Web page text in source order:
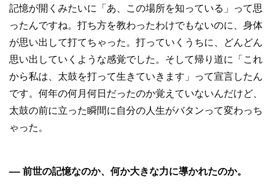
記憶が開くみたいに「あ、この場所を知っている」って思
ったんですね。打ち方を教わったわけでもないのに、身体
が思い出して打てちゃった。打っていくうちに、どんどん
思い出していくような感覚でした。そして帰り道に「これ
から私は、太鼓を打って生きていきます」って宣言したん
です。何年の何月何日だったのか覚えていないんだけど、
太鼓の前に立った瞬間に自分の人生がバタンって変わっち
ゃった。
–– 前世の記憶なのか、何か大きな力に導かれたのか。